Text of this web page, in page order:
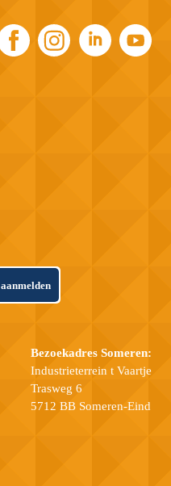
aanmelden
Bezoekadres Someren:
Industrieterrein t Vaartje
Trasweg 6
5712 BB Someren-Eind